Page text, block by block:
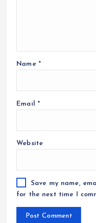
Name *
Email *
Website
Save my name,
for the next time I